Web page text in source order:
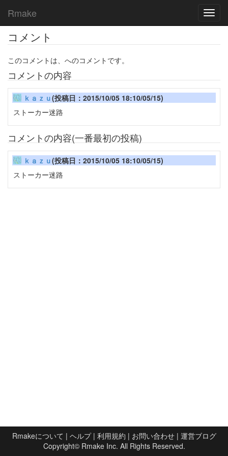
Rmake
コメント
このコメントは、へのコメントです。
コメントの内容
ｋａｚｕ(投稿日：2015/10/05 18:10/05/15)
ストーカー迷路
コメントの内容(一番最初の投稿)
ｋａｚｕ(投稿日：2015/10/05 18:10/05/15)
ストーカー迷路
Rmakeについて | ヘルプ| 利用規約 | お問い合わせ| 運営ブログ
Copyright© Rmake Inc. All Rights Reserved.